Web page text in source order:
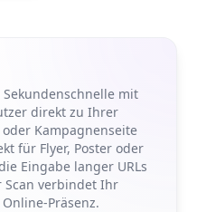
mit
direkt zu Ihrer
Kampagnenseite
für Flyer, Poster oder
Eingabe langer URLs
Scan verbindet Ihr
Präsenz.